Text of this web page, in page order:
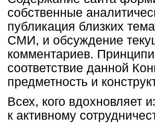
собственные
публикация близких
СМИ, и обсуждение
комментариев.
соответствие данной
предметность и
Всех, кого вдохновляет
к активному